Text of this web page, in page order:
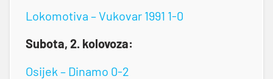
Lokomotiva – Vukovar 1991 1-0
Subota, 2. kolovoza:
Osijek – Dinamo 0-2